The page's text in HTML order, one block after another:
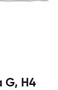
G, H4